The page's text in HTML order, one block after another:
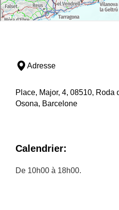
Adresse
Place, Major, 4, 08510, Roda
Osona, Barcelone
Calendrier:
De 10h00 à 18h00.